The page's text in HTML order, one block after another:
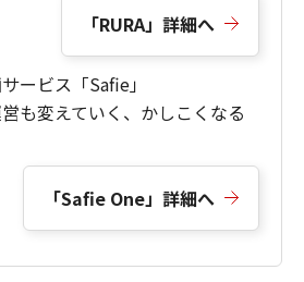
「RURA」詳細へ
ービス「Safie」
も変えていく、かしこくなる
「Safie One」詳細へ